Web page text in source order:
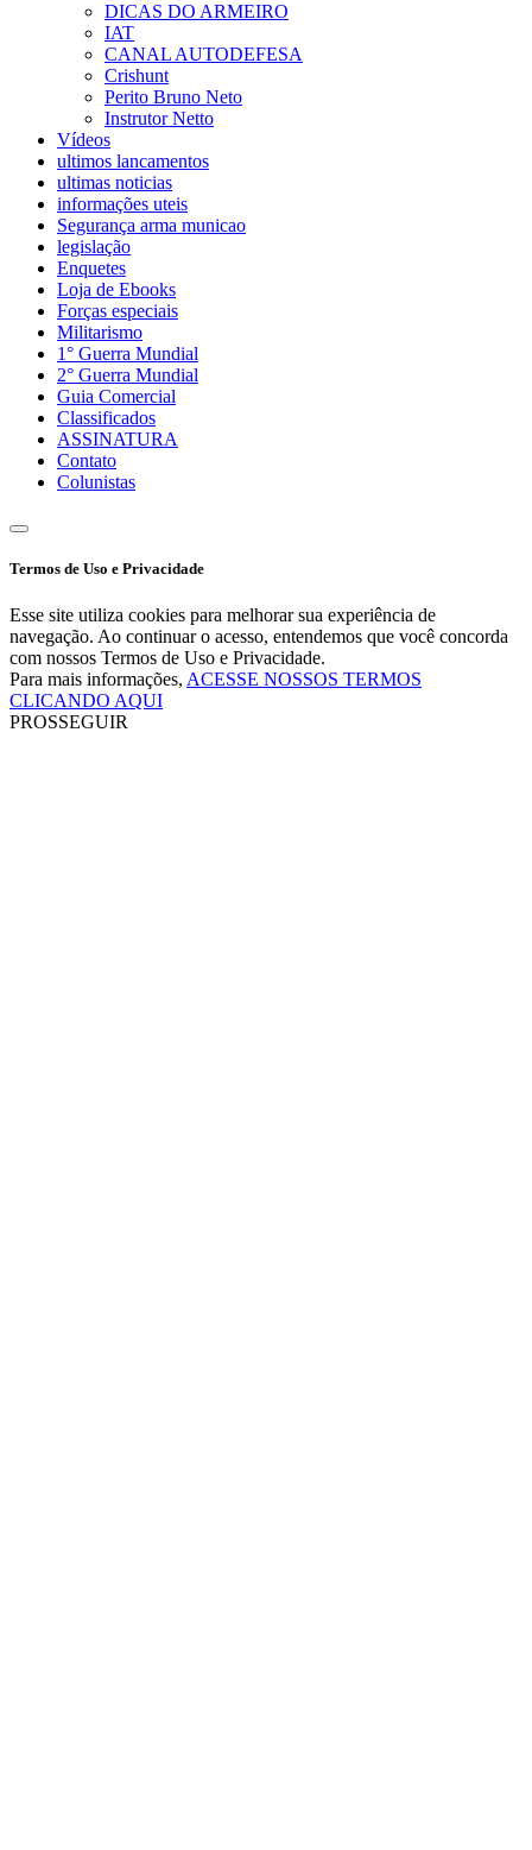
DICAS DO ARMEIRO
IAT
CANAL AUTODEFESA
Crishunt
Perito Bruno Neto
Instrutor Netto
Vídeos
ultimos lancamentos
ultimas noticias
informações uteis
Segurança arma municao
legislação
Enquetes
Loja de Ebooks
Forças especiais
Militarismo
1° Guerra Mundial
2° Guerra Mundial
Guia Comercial
Classificados
ASSINATURA
Contato
Colunistas
Termos de Uso e Privacidade
Esse site utiliza cookies para melhorar sua experiência de
navegação. Ao continuar o acesso, entendemos que você concorda
com nossos Termos de Uso e Privacidade.
Para mais informações, ACESSE NOSSOS TERMOS
CLICANDO AQUI
PROSSEGUIR